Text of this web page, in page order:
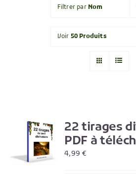
Filtrer par Nom
Voir 50 Produits
22 tirages
PDF à
4,99€